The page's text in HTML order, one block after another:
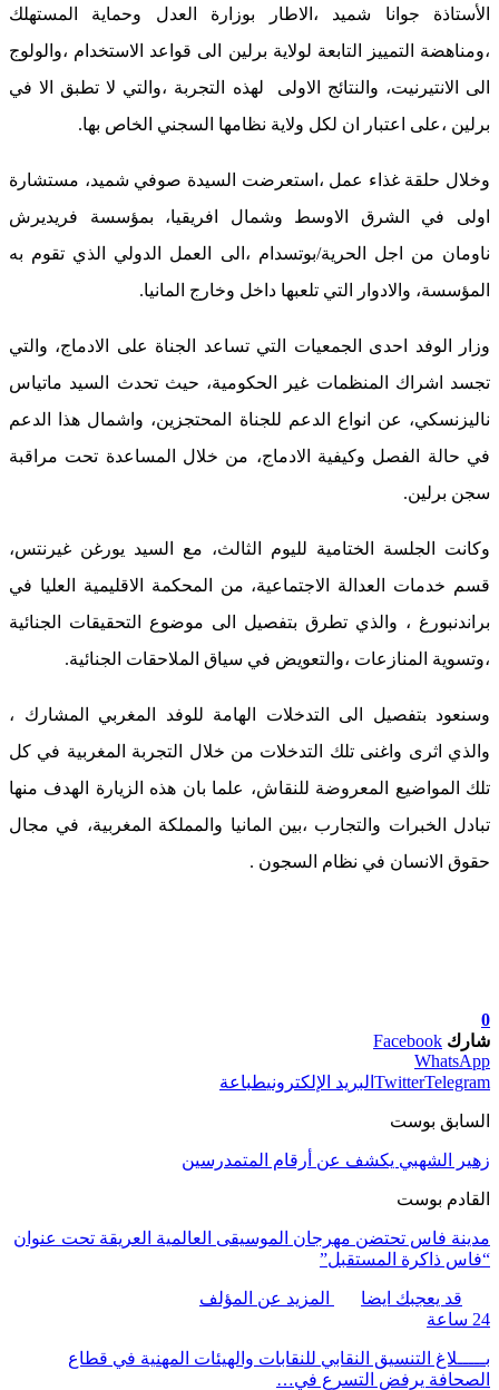
الأستاذة جوانا شميد ،الاطار بوزارة العدل وحماية المستهلك
،ومناهضة التمييز التابعة لولاية برلين الى قواعد الاستخدام ،والولوج
الى الانتيرنيت، والنتائج الاولى لهذه التجربة ،والتي لا تطبق الا في
برلين ،على اعتبار ان لكل ولاية نظامها السجني الخاص بها.
وخلال حلقة غذاء عمل ،استعرضت السيدة صوفي شميد، مستشارة
اولى في الشرق الاوسط وشمال افريقيا، بمؤسسة فريديرش
ناومان من اجل الحرية/بوتسدام ،الى العمل الدولي الذي تقوم به
المؤسسة، والادوار التي تلعبها داخل وخارج المانيا.
وزار الوفد احدى الجمعيات التي تساعد الجناة على الادماج، والتي
تجسد اشراك المنظمات غير الحكومية، حيث تحدث السيد ماتياس
ناليزنسكي، عن انواع الدعم للجناة المحتجزين، واشمال هذا الدعم
في حالة الفصل وكيفية الادماج، من خلال المساعدة تحت مراقبة
سجن برلين.
وكانت الجلسة الختامية لليوم الثالث، مع السيد يورغن غيرنتس،
قسم خدمات العدالة الاجتماعية، من المحكمة الاقليمية العليا في
براندنبورغ ، والذي تطرق بتفصيل الى موضوع التحقيقات الجنائية
،وتسوية المنازعات ،والتعويض في سياق الملاحقات الجنائية.
وسنعود بتفصيل الى التدخلات الهامة للوفد المغربي المشارك ،
والذي اثرى واغنى تلك التدخلات من خلال التجربة المغربية في كل
تلك المواضيع المعروضة للنقاش، علما بان هذه الزيارة الهدف منها
تبادل الخبرات والتجارب ،بين المانيا والمملكة المغربية، في مجال
حقوق الانسان في نظام السجون .
0
شارك Facebook
WhatsApp
TwitterTelegram البريد الإلكترونيطباعة
السابق بوست
زهير الشهبي يكشف عن أرقام المتمدرسين
القادم بوست
مدينة فاس تحتضن مهرجان الموسيقى العالمية العريقة تحت عنوان
“فاس ذاكرة المستقبل”
قد يعجبك ايضا
المزيد عن المؤلف
24 ساعة
بـــــلاغ التنسيق النقابي للنقابات والهيئات المهنية في قطاع
الصحافة يرفض التسرع في…